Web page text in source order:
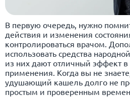
В первую очередь, нужно
действия и изменения
контролироваться врачом.
использовать средства
из них дают отличный эффект
применения. Когда вы не
удушающий кашель долго не
простым и проверенным